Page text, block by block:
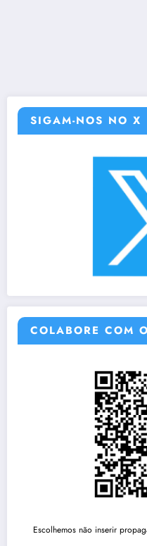
SIGAM-NOS NO X
COLABORE COM
Escolhemos não inserir